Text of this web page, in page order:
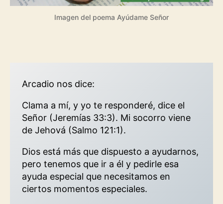
Imagen del poema Ayúdame Señor
Arcadio nos dice:
Clama a mí, y yo te responderé, dice el
Señor (Jeremías 33:3). Mi socorro viene
de Jehová (Salmo 121:1).
Dios está más que dispuesto a ayudarnos,
pero tenemos que ir a él y pedirle esa
ayuda especial que necesitamos en
ciertos momentos especiales.